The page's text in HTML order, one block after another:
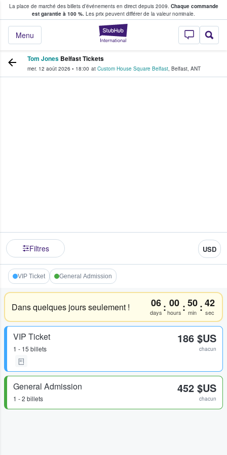
La place de marché des billets d’événements en direct depuis 2009. Chaque commande
est garantie à 100 %. Les prix peuvent différer de la valeur nominale.
StubHub - Où
Menu
fans achètent et vendent des billets
Tom Jones Belfast Tickets
mer. 12 août 2026 • 18:00 at Custom House Square Belfast, Belfast, ANT
Filtres USD
VIP Ticket General Admission
Dans quelques jours seulement ! 06
days : 00
hours :50
min :42
sec
VIP Ticket
1 - 15 billets
186 $US
chacun
General Admission
1 - 2 billets
452 $US
chacun